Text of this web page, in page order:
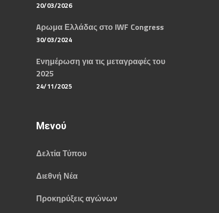
20/03/2026
Aρωμα Ελλάδας στο IWF Congress
30/03/2024
Eνημέρωση για τις μεταγραφές του
2025
24/11/2025
Μενού
Δελτία Τύπου
Διεθνή Νέα
Προκηρύξεις αγώνων